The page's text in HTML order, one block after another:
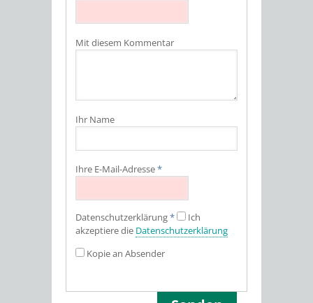
Mit diesem Kommentar
Ihr Name
Ihre E-Mail-Adresse*
Datenschutz­erklärung*
Ich
akzeptiere die Datenschutz­erklärung
Kopie an Absender